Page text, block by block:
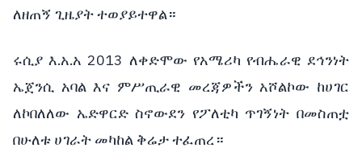
ለዘጠኝ ጊዜያት ተወያይተዋል።
ሩሲያ እ.አ.አ 2013 ለቀድሞው የአሜሪካ የብሔራዊ ደኅንነት
ኤጀንሲ አባል እና ምሥጢራዊ መረጃዎችን አሾልኮው ከሀገር
ለኮበለለው ኤድዋርድ ስኖውደን የፖለቲካ ጥገኝነት በመስጠቷ
በሁለቱ ሀገራት መካከል ቅሬታ ተፈጠረ።